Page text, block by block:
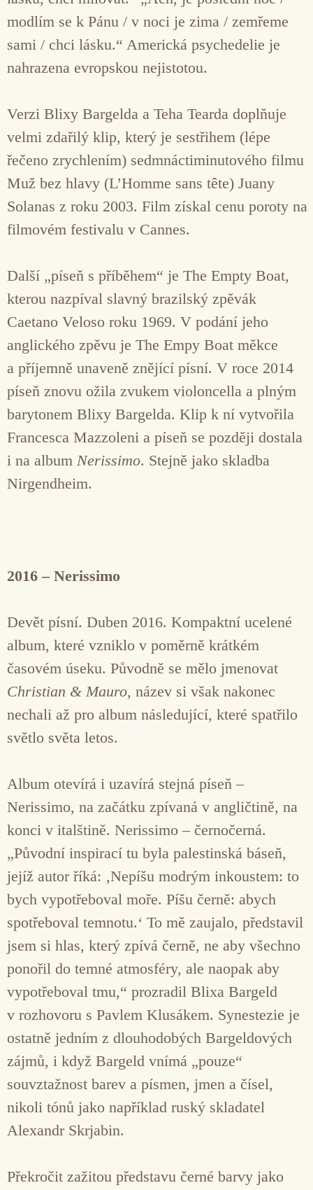
modlím se k Pánu / v noci je zima / zemřeme
sami / chci lásku.“ Americká psychedelie je
nahrazena evropskou nejistotou.
Verzi Blixy Bargelda a Teha Tearda doplňuje
velmi zdařilý klip, který je sestřihem (lépe
řečeno zrychlením) sedmnáctiminutového filmu
Muž bez hlavy (L’Homme sans tête) Juany
Solanas z roku 2003. Film získal cenu poroty na
filmovém festivalu v Cannes.
Další „píseň s příběhem“ je The Empty Boat,
kterou nazpíval slavný brazilský zpěvák
Caetano Veloso roku 1969. V podání jeho
anglického zpěvu je The Empy Boat měkce
a příjemně unaveně znějící písní. V roce 2014
píseň znovu ožila zvukem violoncella a plným
barytonem Blixy Bargelda. Klip k ní vytvořila
Francesca Mazzoleni a píseň se později dostala
i na album Nerissimo. Stejně jako skladba
Nirgendheim.
2016 – Nerissimo
Devět písní. Duben 2016. Kompaktní ucelené
album, které vzniklo v poměrně krátkém
časovém úseku. Původně se mělo jmenovat
Christian & Mauro, název si však nakonec
nechali až pro album následující, které spatřilo
světlo světa letos.
Album otevírá i uzavírá stejná píseň –
Nerissimo, na začátku zpívaná v angličtině, na
konci v italštině. Nerissimo – černočerná.
„Původní inspirací tu byla palestinská báseň,
jejíž autor říká: ‚Nepíšu modrým inkoustem: to
bych vypotřeboval moře. Píšu černě: abych
spotřeboval temnotu.‘ To mě zaujalo, představil
jsem si hlas, který zpívá černě, ne aby všechno
ponořil do temné atmosféry, ale naopak aby
vypotřeboval tmu,“ prozradil Blixa Bargeld
v rozhovoru s Pavlem Klusákem. Synestezie je
ostatně jedním z dlouhodobých Bargeldových
zájmů, i když Bargeld vnímá „pouze“
souvztažnost barev a písmen, jmen a čísel,
nikoli tónů jako například ruský skladatel
Alexandr Skrjabin.
Překročit zažitou představu černé barvy jako